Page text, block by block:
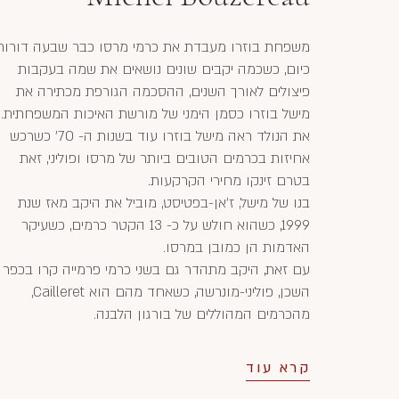
משפחת בוזרו מעבדת את כרמי מרסו כבר שבעה
כיום, כשכמה יקבים שונים נושאים את שמה בעקבות
פיצולים לאורך השנים, ההסכמה הגורפת מכתירה את
מישל בוזרו כסמן הימני של מורשת האיכות המשפחתית.
את הנולד ראה מישל בוזרו עוד בשנות ה- 70' כשרכש
אחיזות בכרמים הטובים ביותר של מרסו ופוליני, זאת
בטרם זינקו מחירי הקרקעות.
בנו של מישל, ז'אן-בפטיסט, מוביל את היקב מאז שנת
1999, כשהוא חולש על כ- 13 הקטר כרמים, כשעיקר
האדמות הן כמובן במרסו.
עם זאת, היקב מתהדר גם בשני כרמי פרמייה קרו בכפר
השכן, פוליני-מונרשה, כשאחד מהם הוא Cailleret,
מהכרמים המהוללים של בורגון הלבנה.
קרא עוד